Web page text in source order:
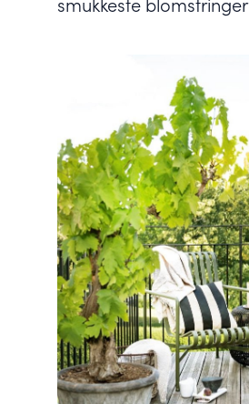
smukkeste blomstringer